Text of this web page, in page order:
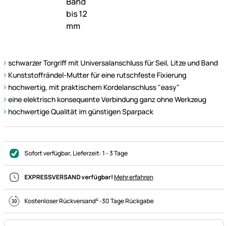
schwarzer Torgriff mit Universalanschluss für Seil, Litze und Band
Kunststoffrändel-Mutter für eine rutschfeste Fixierung
hochwertig, mit praktischem Kordelanschluss "easy"
eine elektrisch konsequente Verbindung ganz ohne Werkzeug
hochwertige Qualität im günstigen Sparpack
Sofort verfügbar, Lieferzeit:1 - 3 Tage
EXPRESSVERSAND verfügbar!Mehr erfahren
Kostenloser Rückversand4-30 Tage Rückgabe